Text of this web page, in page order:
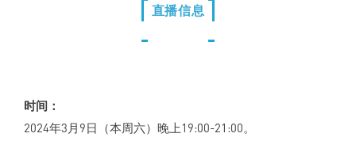
直播信息
时间：
2024年3月9日（本周六）晚上19:00-21:00。